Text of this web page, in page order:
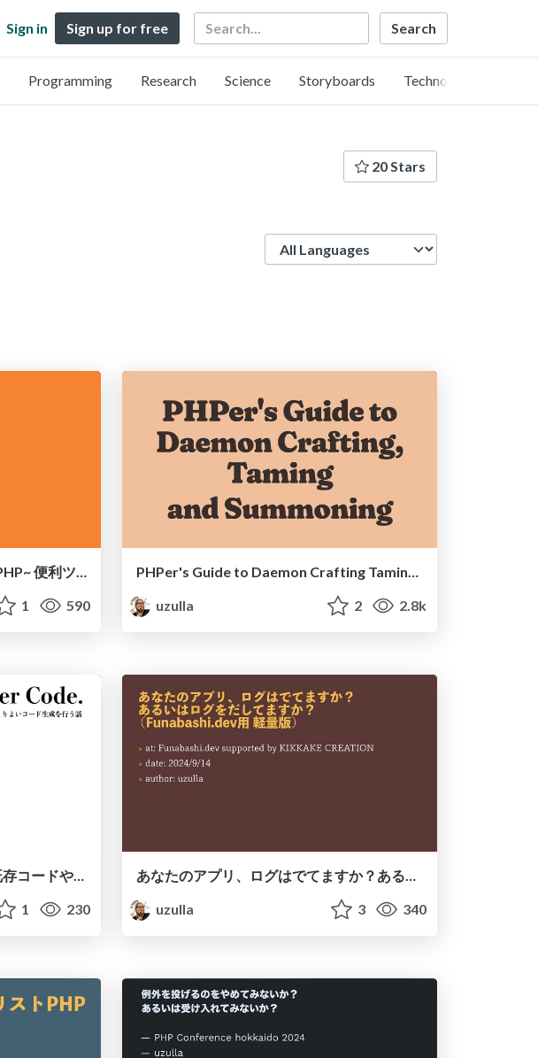
Sign in Sign up for free Search
Programming Research Science Storyboards Technology
20 Stars
バイブスあるコーディングで ~PHP~ 便利ツールをつくるプラクティス
1 590
PHPer's Guide to Daemon Crafting Taming and Summoning
uzulla
2 2.8k
More Context, Better Code. 既存コードやOAS等をコンテキストとしてLLMに与える事で、よりよいコード生成を行う話
1 230
あなたのアプリ、ログはでてますか？あるいはログをだしてますか？ (Funabashi.dev用 軽量版)
uzulla
3 340